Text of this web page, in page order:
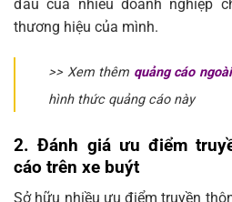
đầu của nhiều doanh nghiệp
thương hiệu của mình.
>> Xem thêm quảng cáo
hình thức quảng cáo này
2. Đánh giá ưu điểm
cáo trên xe buýt
Sở hữu nhiều ưu điểm truyền